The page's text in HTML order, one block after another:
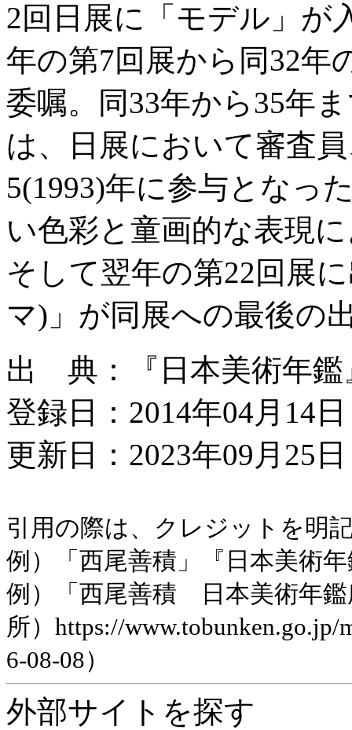
2回日展に「モデル」が
年の第7回展から同32年
委嘱。同33年から35年
は、日展において審査
5(1993)年に参与となっ
い色彩と童画的な表現
そして翌年の第22回展
マ)」が同展への最後の
出 典：『日本美術年鑑
登録日：2014年04月14日
更新日：2023年09月25
引用の際は、クレジットを明
例）「西尾善積」『日本美術
例）「西尾善積 日本美術年鑑
所）https://
6-08-08）
外部サイトを探す